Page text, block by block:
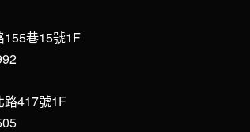
155巷15號1F
路417號1F